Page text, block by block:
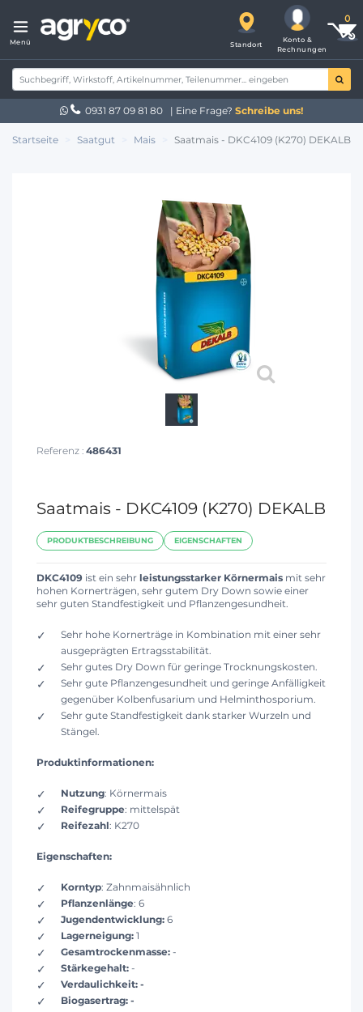
Menü Standort
Konto &
Rechnungen
0931 87 09 81 80 | Eine Frage? Schreibe uns!
Startseite Saatgut Mais Saatmais - DKC4109 (K270) DEKALB
Referenz : 486431
Saatmais - DKC4109 (K270) DEKALB
PRODUKTBESCHREIBUNG EIGENSCHAFTEN
DKC4109 ist ein sehr leistungsstarker Körnermais mit sehr
hohen Kornerträgen, sehr gutem Dry Down sowie einer
sehr guten Standfestigkeit und Pflanzengesundheit.
Sehr hohe Kornerträge in Kombination mit einer sehr
ausgeprägten Ertragsstabilität.
Sehr gutes Dry Down für geringe Trocknungskosten.
Sehr gute Pflanzengesundheit und geringe Anfälligkeit
gegenüber Kolbenfusarium und Helminthosporium.
Sehr gute Standfestigkeit dank starker Wurzeln und
Stängel.
Produktinformationen:
Nutzung: Körnermais
Reifegruppe: mittelspät
Reifezahl: K270
Eigenschaften:
Korntyp: Zahnmaisähnlich
Pflanzenlänge: 6
Jugendentwicklung: 6
Lagerneigung: 1
Gesamtrockenmasse: -
Stärkegehalt: -
Verdaulichkeit: -
Biogasertrag: -